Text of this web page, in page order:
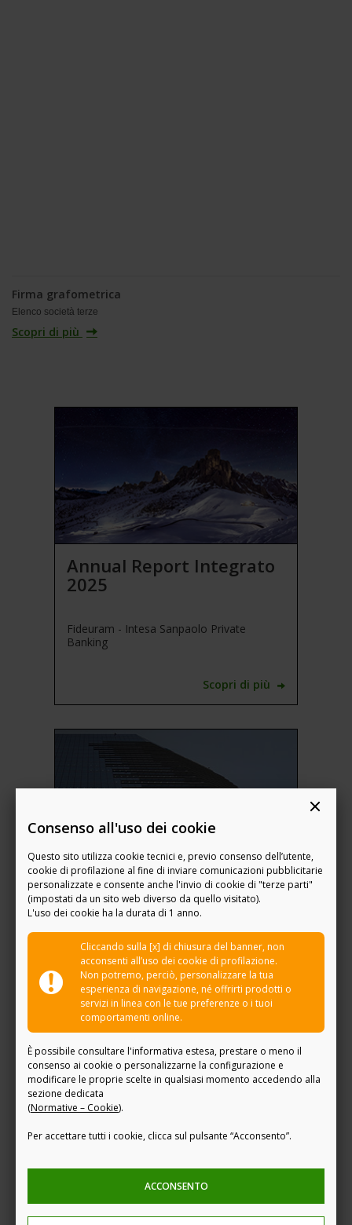
Firma grafometrica
Elenco società terze
Scopri di più
Annual Report Integrato
2025
Fideuram - Intesa Sanpaolo Private
Banking
Scopri di più
Scopri la nostra realtà
Il mondoFideuram - Intesa Sanpaolo
Private Banking
Scopri di più
Vivi la tua esperienza
Consenso all'uso dei cookie
Questo sito utilizza cookie tecnici e, previo consenso dell’utente,
cookie di profilazione al fine di inviare comunicazioni pubblicitarie
personalizzate e consente anche l'invio di cookie di "terze parti"
(impostati da un sito web diverso da quello visitato).
L'uso dei cookie ha la durata di 1 anno.
Cliccando sulla [x] di chiusura del banner, non
acconsenti all’uso dei cookie di profilazione.
Non potremo, perciò, personalizzare la tua
esperienza di navigazione, né offrirti prodotti o
servizi in linea con le tue preferenze o i tuoi
comportamenti online.
È possibile consultare l'informativa estesa, prestare o meno il
consenso ai cookie o personalizzarne la configurazione e
modificare le proprie scelte in qualsiasi momento accedendo alla
sezione dedicata
(Normative – Cookie).
Per accettare tutti i cookie, clicca sul pulsante “Acconsento”.
ACCONSENTO